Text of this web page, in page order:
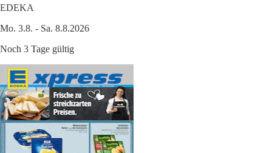
EDEKA
Mo. 3.8. - Sa. 8.8.2026
Noch 3 Tage gültig